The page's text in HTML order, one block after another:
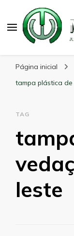
Página inicial
tampa plástica
TAG
leste